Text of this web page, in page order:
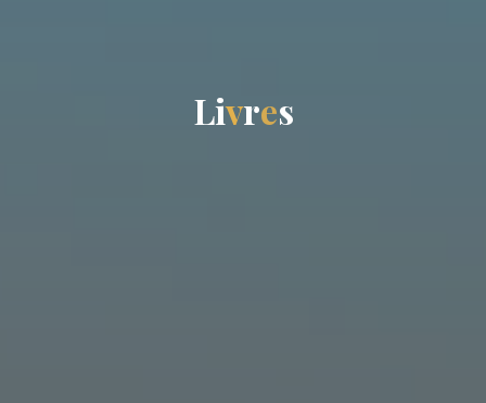
Livres